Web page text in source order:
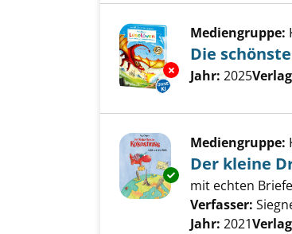
Exemplar-Details
Mediengruppe:
Die
Suche nach
Jahr: 2025
Exemplar-Details
Mediengruppe:
Der kleine
mit echten
Verfasser:
Jahr: 2021